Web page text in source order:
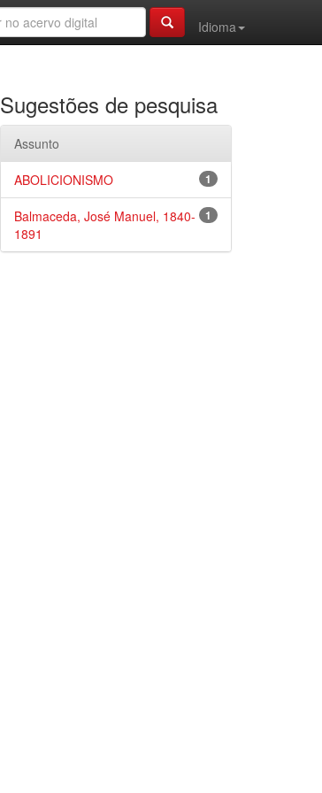
Idioma
Sugestões de pesquisa
Assunto
1
ABOLICIONISMO
1
Balmaceda, José Manuel, 1840-
1891